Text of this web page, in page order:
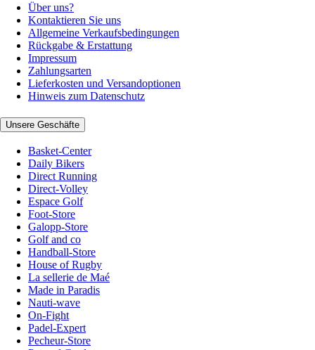
Über uns?
Kontaktieren Sie uns
Allgemeine Verkaufsbedingungen
Rückgabe & Erstattung
Impressum
Zahlungsarten
Lieferkosten und Versandoptionen
Hinweis zum Datenschutz
Unsere Geschäfte
Basket-Center
Daily Bikers
Direct Running
Direct-Volley
Espace Golf
Foot-Store
Galopp-Store
Golf and co
Handball-Store
House of Rugby
La sellerie de Maé
Made in Paradis
Nauti-wave
On-Fight
Padel-Expert
Pecheur-Store